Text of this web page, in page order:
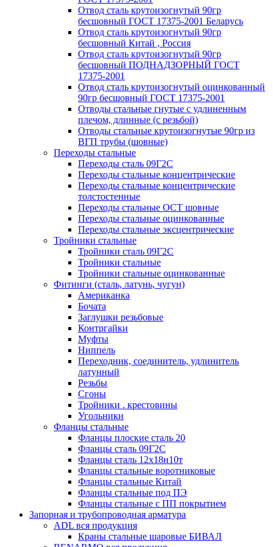
Отвод сталь крутоизогнутый 90гр
бесшовный ГОСТ 17375-2001 Беларусь
Отвод сталь крутоизогнутый 90гр
бесшовный Китай , Россия
Отвод сталь крутоизогнутый 90гр
бесшовный ПОДНАДЗОРНЫЙ ГОСТ
17375-2001
Отвод сталь крутоизогнутый оцинкованный
90гр бесшовный ГОСТ 17375-2001
Отводы стальные гнутые с удлиненным
плечом, длинные (с резьбой)
Отводы стальные крутоизогнутые 90гр из
ВГП трубы (шовные)
Переходы стальные
Переходы сталь 09Г2С
Переходы стальные концентрические
Переходы стальные концентрические
толстостенные
Переходы стальные ОСТ шовные
Переходы стальные оцинкованные
Переходы стальные эксцентрические
Тройники стальные
Тройники сталь 09Г2С
Тройники стальные
Тройники стальные оцинкованные
Фитинги (сталь, латунь, чугун)
Американка
Бочата
Заглушки резьбовые
Контргайки
Муфты
Ниппель
Переходник, соединитель, удлинитель
латунный
Резьбы
Сгоны
Тройники . крестовины
Угольники
Фланцы стальные
Фланцы плоские сталь 20
Фланцы сталь 09Г2С
Фланцы сталь 12х18н10т
Фланцы стальные воротниковые
Фланцы стальные Китай
Фланцы стальные под ПЭ
Фланцы стальные с ПП покрытием
Запорная и трубопроводная арматура
ADL вся продукция
Краны стальные шаровые БИВАЛ